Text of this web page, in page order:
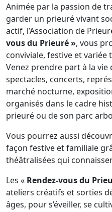
Animée par la passion de
garder un prieuré vivant
actif, l’Association de
vous du Prieuré », vous
conviviale, festive et variée
Venez prendre part à la vie
spectacles, concerts,
marché nocturne,
organisés dans le cadre
prieuré ou de son parc
Vous pourrez aussi
façon festive et familiale
théâtralisées qui
Les « Rendez-vous du
ateliers créatifs et sorties
âges, pour s’éveiller, se